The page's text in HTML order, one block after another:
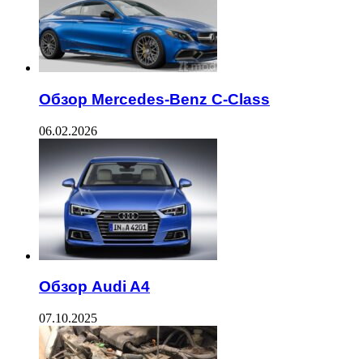
Обзор Mercedes-Benz C-Class
06.02.2026
Обзор Audi A4
07.10.2025